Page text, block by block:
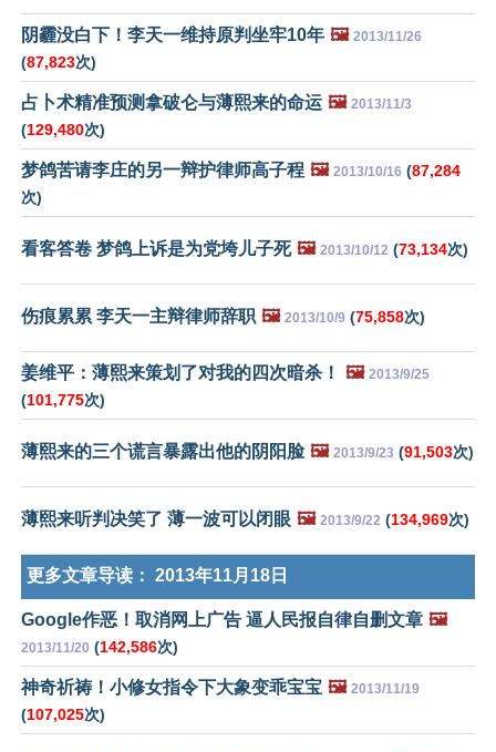
阴霾没白下！李天一维持原判坐牢10年 🖼️ 2013/11/26
(87,823次)
占卜术精准预测拿破仑与薄熙来的命运 🖼️ 2013/11/3
(129,480次)
梦鸽苦请李庄的另一辩护律师高子程 🖼️ 2013/10/16 (87,284
次)
看客答卷 梦鸽上诉是为党垮儿子死 🖼️ 2013/10/12 (73,134次)
伤痕累累 李天一主辩律师辞职 🖼️ 2013/10/9 (75,858次)
姜维平：薄熙来策划了对我的四次暗杀！ 🖼️ 2013/9/25
(101,775次)
薄熙来的三个谎言暴露出他的阴阳脸 🖼️ 2013/9/23 (91,503次)
薄熙来听判决笑了 薄一波可以闭眼 🖼️ 2013/9/22 (134,969次)
更多文章导读： 2013年11月18日
Google作恶！取消网上广告 逼人民报自律自删文章 🖼️
2013/11/20 (142,586次)
神奇祈祷！小修女指令下大象变乖宝宝 🖼️ 2013/11/19
(107,025次)